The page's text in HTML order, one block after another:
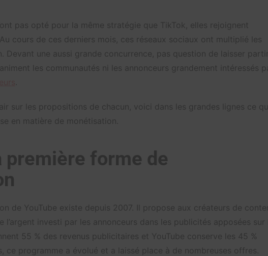
pas opté pour la même stratégie que TikTok, elles rejoignent
cours de ces derniers mois, ces réseaux sociaux ont multiplié les
Devant une aussi grande concurrence, pas question de laisser
les communautés ni les annonceurs grandement intéressés
sur les propositions de chacun, voici dans les grandes lignes ce
en matière de monétisation.
première forme de
de YouTube existe depuis 2007. Il propose aux créateurs de
investi par les annonceurs dans les publicités apposées sur
55 % des revenus publicitaires et YouTube conserve les 45 %
ce programme a évolué et a laissé place à de nombreuses offres.